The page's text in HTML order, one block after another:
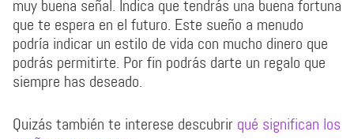
muy buena señal. Indica que tendrás una buena fortuna
que te espera en el futuro. Este sueño a menudo
podría indicar un estilo de vida con mucho dinero que
podrás permitirte. Por fin podrás darte un regalo que
siempre has deseado.
Quizás también te interese descubrir qué significan los